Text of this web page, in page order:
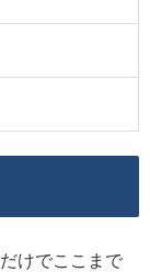
けでここまで